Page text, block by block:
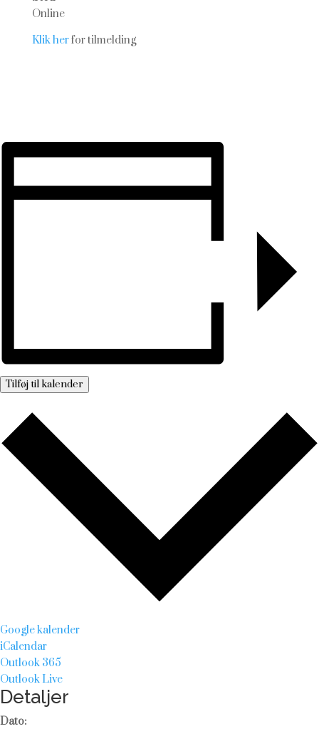
Online
Klik herfor tilmelding
Tilføj til kalender
Google kalender
iCalendar
Outlook 365
Outlook Live
Detaljer
Dato: